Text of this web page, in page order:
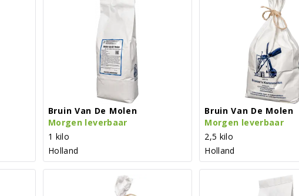
Bruin Van De Molen
Morgen leverbaar
1 kilo
Holland
Bruin Van De Molen
Morgen leverbaar
2,5 kilo
Holland